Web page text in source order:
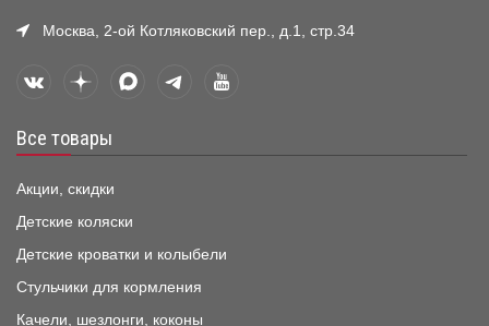
Москва, 2-ой Котляковский пер., д.1, стр.34
Все товары
Акции, скидки
Детские коляски
Детские кроватки и колыбели
Стульчики для кормления
Качели, шезлонги, коконы